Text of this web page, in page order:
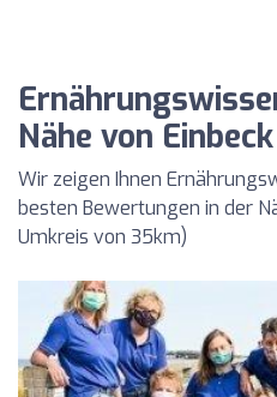
Nähe von Einbeck
Wir zeigen Ihnen
besten Bewertungen in der
Umkreis von 35km)